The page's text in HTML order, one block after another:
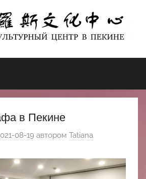
в Пекине
08-19 автором Tatiana